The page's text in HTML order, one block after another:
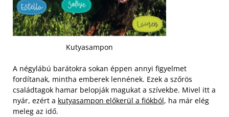
Kutyasampon
A négylábú barátokra sokan éppen annyi figyelmet
fordítanak, mintha emberek lennének. Ezek a szőrös
családtagok hamar belopják magukat a szívekbe. Mivel itt a
nyár, ezért a kutyasampon előkerül a fiókból, ha már elég
meleg az idő.